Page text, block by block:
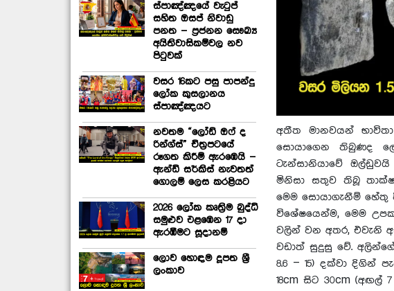
ස්පාඤ්ඤයේ වැටුප්
සහිත ඔසප් නිවාඩු
පනත – ප්‍රජනන සෞඛ්‍ය
අයිතිවාසිකම්වල නව
පිටුවක්
වසර 16කට පසු පාපන්දු
ලෝක කුසලානය
ස්පාඤ්ඤයට
නවතම “ලෝඩ් ඔෆ් ද
රින්ග්ස්” චිත්‍රපටයේ
රූගත කිරීම් ඇරඹෙයි –
ඇන්ඩි සර්කිස් නැවතත්
ගොලම් ලෙස කරළියට
2026 ලෝක කෘත්‍රිම බුද්ධි
සමුළුව එළඹෙන 17 දා
ඇරඹීමට සූදානම්
ලොව හොඳම දූපත ශ්‍රී
ලංකාව
අතීත මානවයන්
සොයාගෙන තිබුණද
ටැන්සානියාවේ
මිනිසා සතුව තිබූ
මෙම සොයාගැනීම් හේතු
විශේෂයෙන්ම, මෙම
වලින් වන අතර, එවැනි
වඩාත් සුදුසු වේ.
8.6 – 15) දක්වා දිගින්
18cm සිට 30cm (අඟල්